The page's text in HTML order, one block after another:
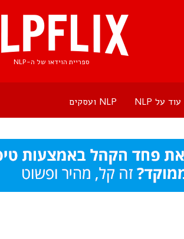
ספריית הוידאו של ה-NLP
עוד על NLP NLP ועסקים